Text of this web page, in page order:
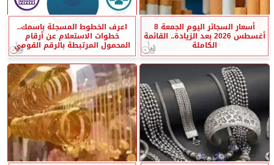
أسعار السجائر اليوم الجمعة 8
أغسطس 2026 بعد الزيادة.. القائمة
الكاملة
اعرف الخطوط المسجلة باسمك..
خطوات الاستعلام عن أرقام
المحمول المرتبطة بالرقم القومي